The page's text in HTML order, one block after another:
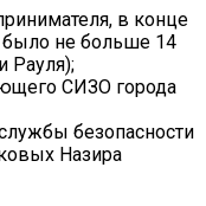
в конце
было не больше 14
Рауля);
СИЗО города
безопасности
Назира